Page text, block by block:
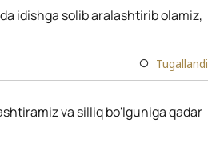
idishga solib aralashtirib olamiz,
Tugallandi
va silliq bo'lguniga qadar